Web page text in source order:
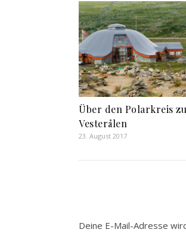
Über den Polarkreis
Vesterålen
23. August 2017
Deine E-Mail-Adresse